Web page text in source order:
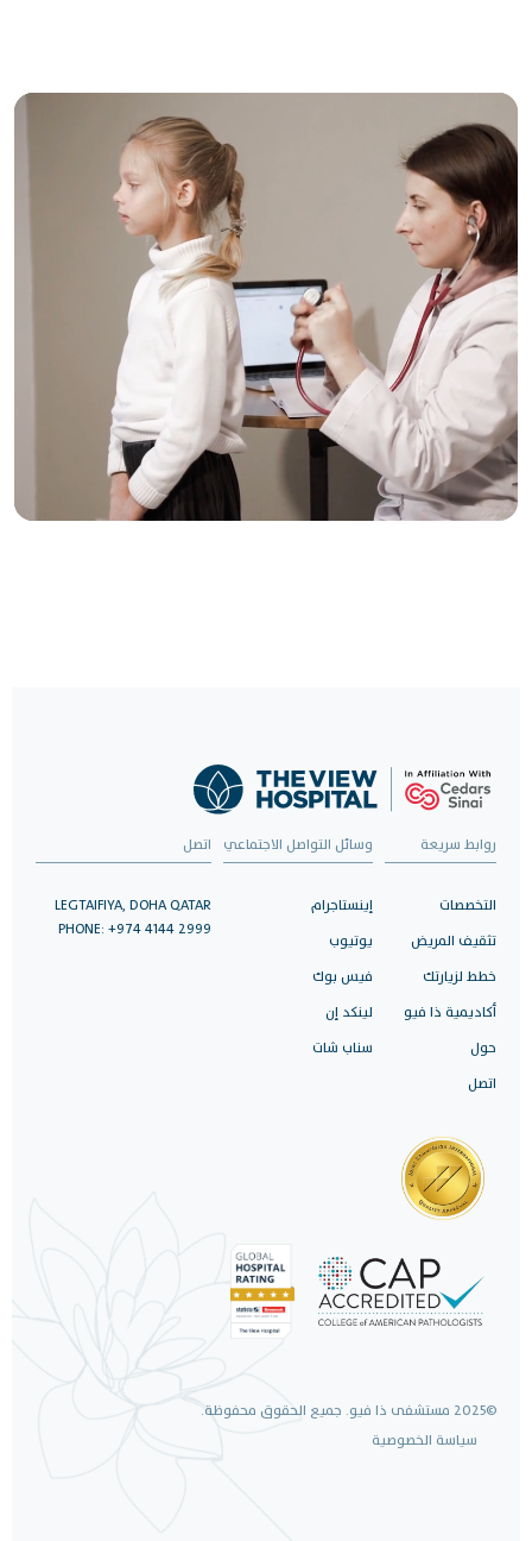
روابط سريعة
التخصصات
تثقيف المريض
خطط لزيارتك
أكاديمية ذا فيو
حول
اتصل
وسائل التواصل الاجتماعي
إينستاجرام
يوتيوب
فيس بوك
لينكد إن
سناب شات
اتصل
LEGTAIFIYA, DOHA QATAR
PHONE: +974 4144 2999
©2025 مستشفى ذا فيو. جميع الحقوق محفوظة.
سياسة الخصوصية